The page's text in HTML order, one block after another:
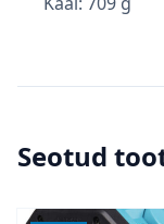
Seotud